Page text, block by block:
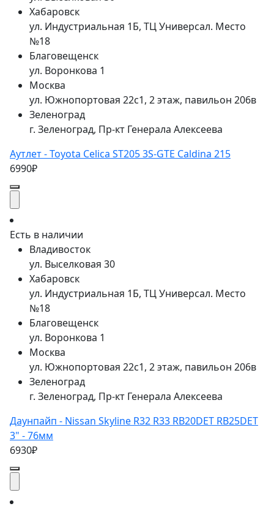
Хабаровск
ул. Индустриальная 1Б, ТЦ Универсал. Место
№18
Благовещенск
ул. Воронкова 1
Москва
ул. Южнопортовая 22с1, 2 этаж, павильон 206в
Зеленоград
г. Зеленоград, Пр-кт Генерала Алексеева
Аутлет - Toyota Celica ST205 3S-GTE Caldina 215
6990₽
Есть в наличии
Владивосток
ул. Выселковая 30
Хабаровск
ул. Индустриальная 1Б, ТЦ Универсал. Место
№18
Благовещенск
ул. Воронкова 1
Москва
ул. Южнопортовая 22с1, 2 этаж, павильон 206в
Зеленоград
г. Зеленоград, Пр-кт Генерала Алексеева
Даунпайп - Nissan Skyline R32 R33 RB20DET RB25DET
3" - 76мм
6930₽